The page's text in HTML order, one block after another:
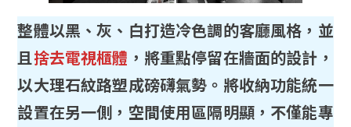
整體以黑、灰、白打造冷色調的客廳風格，並
且捨去電視櫃體 ，將重點停留在牆面的設計，
以大理石紋路塑成磅礴氣勢。將收納功能統一
設置在另一側，空間使用區隔明顯，不僅能專